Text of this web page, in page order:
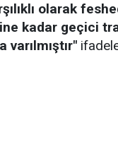
olarak
kadar geçici